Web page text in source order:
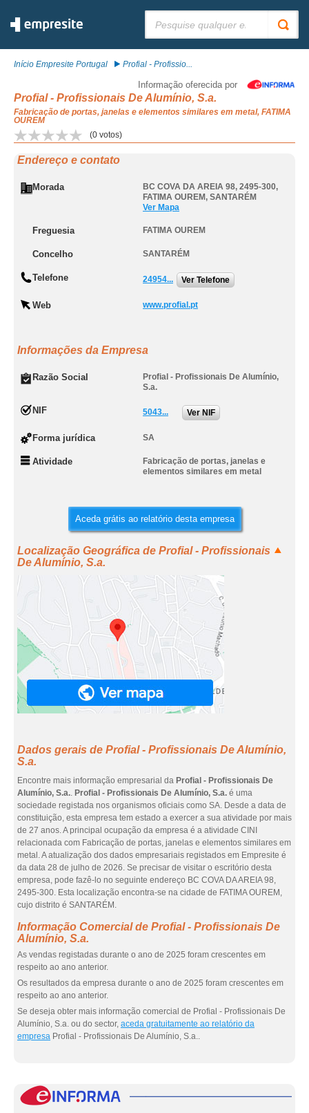
Início Empresite Portugal Profial - Profissio...
Informação oferecida por
Profial - Profissionais De Alumínio, S.a.
Fabricação de portas, janelas e elementos similares em metal, FATIMA
OUREM
(0 votos)
Endereço e contato
Morada BC COVA DA AREIA 98, 2495-300,
FATIMA OUREM , SANTARÉM
Ver Mapa
Freguesia FATIMA OUREM
Concelho SANTARÉM
Telefone 24954... Ver Telefone
Web www.profial.pt
Informações da Empresa
Razão Social
Profial - Profissionais De Alumínio,
S.a.
NIF 5043... Ver NIF
Forma jurídica SA
Atividade
Fabricação de portas, janelas e
elementos similares em metal
Aceda grátis ao relatório desta empresa
Localização Geográfica de Profial - Profissionais
De Alumínio, S.a.
Dados gerais de Profial - Profissionais De Alumínio,
S.a.
Encontre mais informação empresarial da Profial - Profissionais De
Alumínio, S.a.. Profial - Profissionais De Alumínio, S.a. é uma
sociedade registada nos organismos oficiais como SA. Desde a data de
constituição, esta empresa tem estado a exercer a sua atividade por mais
de 27 anos. A principal ocupação da empresa é a atividade CINI
relacionada com Fabricação de portas, janelas e elementos similares em
metal. A atualização dos dados empresariais registados em Empresite é
da data 28 de julho de 2026. Se precisar de visitar o escritório desta
empresa, pode fazê-lo no seguinte endereço BC COVA DA AREIA 98,
2495-300. Esta localização encontra-se na cidade de FATIMA OUREM,
cujo distrito é SANTARÉM.
Informação Comercial de Profial - Profissionais De
Alumínio, S.a.
As vendas registadas durante o ano de 2025 foram crescentes em
respeito ao ano anterior.
Os resultados da empresa durante o ano de 2025 foram crescentes em
respeito ao ano anterior.
Se deseja obter mais informação comercial de Profial - Profissionais De
Alumínio, S.a. ou do sector, aceda gratuitamente ao relatório da
empresa Profial - Profissionais De Alumínio, S.a..